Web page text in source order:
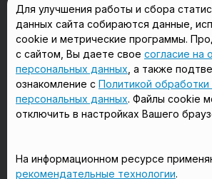
в Сергиевом Посаде в
в Красногорске в Королёве
в Домодедово в Щёлково
Мы в соцсетях
Для улучшения работы и сбора
данных сайта собираются данные,
cookie и метрические программы.
с сайтом, Вы даете свое согласие на
персональных данных , а также
ознакомление с Политикой
персональных данных. Файлы cookie
отключить в настройках Вашего
На информационном ресурсе
рекомендательные технологии.